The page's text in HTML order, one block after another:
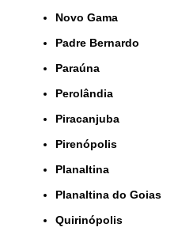
Novo Gama
Padre Bernardo
Paraúna
Perolândia
Piracanjuba
Pirenópolis
Planaltina
Planaltina do Goias
Quirinópolis